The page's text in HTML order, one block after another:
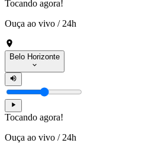
Tocando agora!
Ouça ao vivo / 24h
Belo Horizonte
Tocando agora!
Ouça ao vivo / 24h